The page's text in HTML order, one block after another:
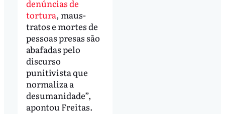
denúncias de
tortura, maus-
tratos e mortes de
pessoas presas são
abafadas pelo
discurso
punitivista que
normaliza a
desumanidade”,
apontou Freitas.